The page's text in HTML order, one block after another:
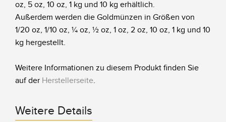
oz, 5 oz, 10 oz, 1 kg und 10 kg erhältlich.
Außerdem werden die Goldmünzen in Größen von
1/20 oz, 1/10 oz, ¼ oz, ½ oz, 1 oz, 2 oz, 10 oz, 1 kg und 10
kg hergestellt.
Weitere Informationen zu diesem Produkt finden Sie
auf der Herstellerseite.
Weitere Details